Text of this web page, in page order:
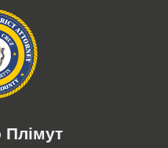
Плімут